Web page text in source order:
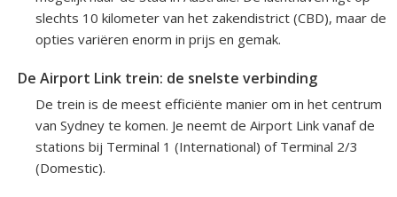
slechts 10 kilometer van het zakendistrict (CBD), maar de
opties variëren enorm in prijs en gemak.
De Airport Link trein: de snelste verbinding
De trein is de meest efficiënte manier om in het centrum
van Sydney te komen. Je neemt de Airport Link vanaf de
stations bij Terminal 1 (International) of Terminal 2/3
(Domestic).